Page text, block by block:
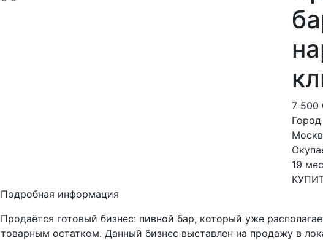
7 500
Город
19
Подробная информация
Продаётся готовый бизнес: пивной бар, который уже
товарным остатком. Данный бизнес выставлен на продажу в